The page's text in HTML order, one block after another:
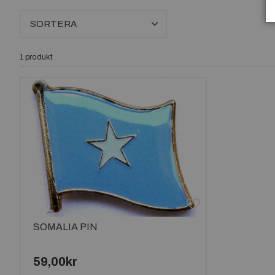
SORTERA
1 produkt
SOMALIA PIN
59,00kr